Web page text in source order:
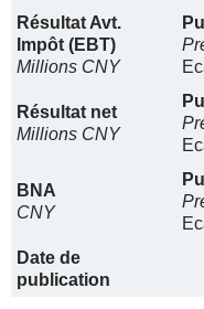
Résultat Avt.
Impôt (EBT)
Millions CNY
Résultat net
Millions CNY
BNA
CNY
Date de
publication